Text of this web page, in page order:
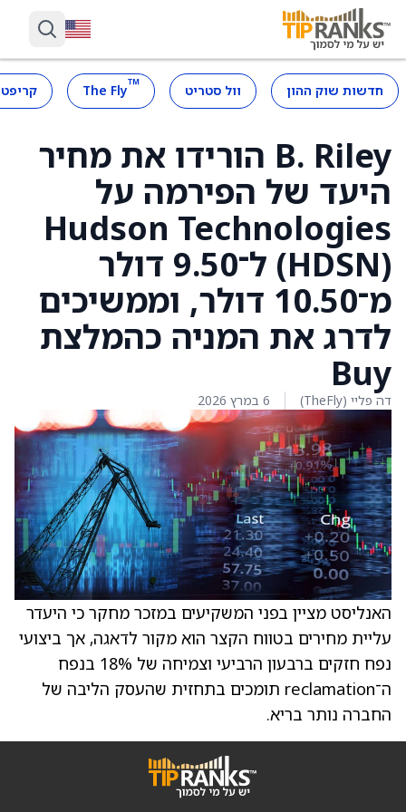
חדשות שוק ההון וול סטריט ™
The Fly
B. Riley הורידו את מחיר
היעד של הפירמה על
Hudson Technologies
‏(HDSN) ל־9.50 דולר
מ־10.50 דולר, וממשיכים
לדרג את המניה כהמלצת
Buy
דה פליי (TheFly) 6 במרץ 2026
האנליסט מציין בפני המשקיעים במזכר מחקר כי היעדר
עליית מחירים בטווח הקצר הוא מקור לדאגה, אך ביצועי
נפח חזקים ברבעון הרביעי וצמיחה של 18% בנפח
ה־reclamation תומכים בתחזית שהעסק הליבה של
החברה נותר בריא.